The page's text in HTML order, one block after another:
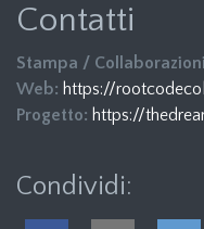
Contatti
Stampa /
Web: https://
Progetto: https://
Condividi: